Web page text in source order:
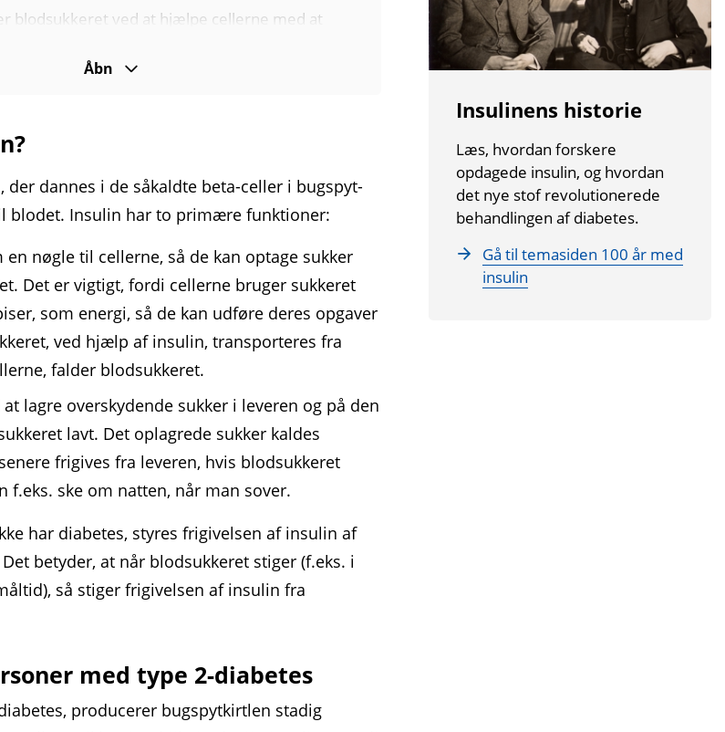
Åbn
blod­sukkeret ved at hjælpe cellerne med at
blodet.
injektioner, ofte ved hjælp af en insulin­pen, og
der dannes i de såkaldte beta-celler i bugspyt­
blodet. Insulin har to primære funktioner:
nøgle til cellerne, så de kan optage sukker
Det er vigtigt, fordi cellerne bruger sukkeret
som energi, så de kan udføre deres opgaver
ved hjælp af insulin, transporteres fra
falder blod­sukkeret.
lagre overskydende sukker i leveren og på den
lavt. Det oplagrede sukker kaldes
frigives fra leveren, hvis blod­sukkeret
f.eks. ske om natten, når man sover.
har diabetes, styres frigivelsen af insulin af
betyder, at når blodsukkeret stiger (f.eks. i
så stiger frigivelsen af insulin fra
med type 2-diabetes
producerer bugspytkirtlen stadig
Insulinens historie
Læs, hvordan forskere
opdagede insulin, og hvordan
det nye stof revolutionerede
behandlingen af diabetes.
Gå til temasiden 100 år med
insulin